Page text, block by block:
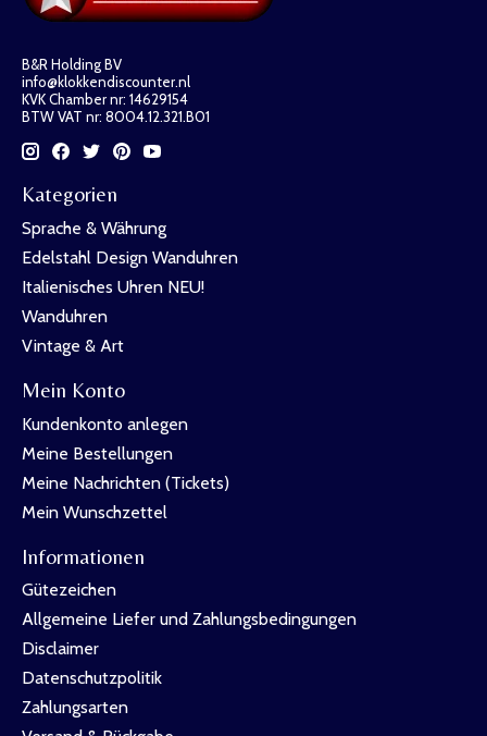
B&R Holding BV
info@klokkendiscounter.nl
KVK Chamber nr: 14629154
BTW VAT nr: 8004.12.321.B01
Kategorien
Sprache & Währung
Edelstahl Design Wanduhren
Italienisches Uhren NEU!
Wanduhren
Vintage & Art
Mein Konto
Kundenkonto anlegen
Meine Bestellungen
Meine Nachrichten (Tickets)
Mein Wunschzettel
Informationen
Gütezeichen
Allgemeine Liefer und Zahlungsbedingungen
Disclaimer
Datenschutzpolitik
Zahlungsarten